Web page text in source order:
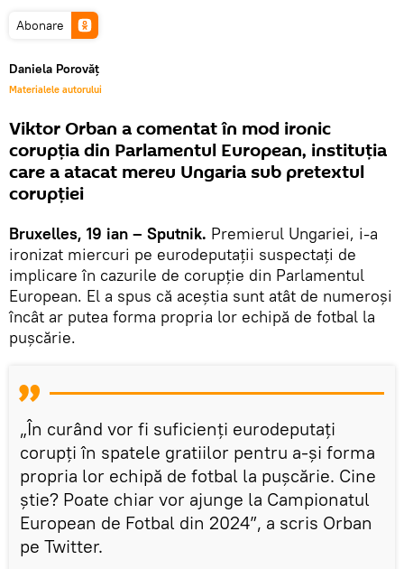
Abonare
Daniela Porovăț
Materialele autorului
Viktor Orban a comentat în mod ironic
corupţia din Parlamentul European, instituţia
care a atacat mereu Ungaria sub pretextul
corupţiei
Bruxelles, 19 ian – Sputnik. Premierul Ungariei, i-a
ironizat miercuri pe eurodeputaţii suspectaţi de
implicare în cazurile de corupţie din Parlamentul
European. El a spus că aceștia sunt atât de numeroşi
încât ar putea forma propria lor echipă de fotbal la
puşcărie.
„În curând vor fi suficienţi eurodeputaţi
corupţi în spatele gratiilor pentru a-şi forma
propria lor echipă de fotbal la puşcărie. Cine
ştie? Poate chiar vor ajunge la Campionatul
European de Fotbal din 2024”, a scris Orban
pe Twitter.